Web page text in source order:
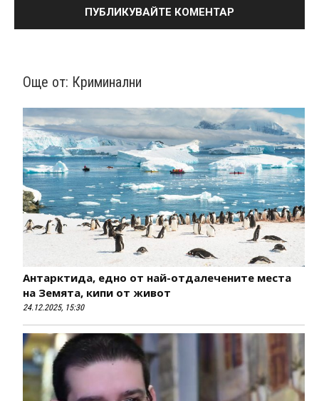
Още от: Криминални
Антарктида, едно от най-отдалечените места
на Земята, кипи от живот
24.12.2025, 15:30